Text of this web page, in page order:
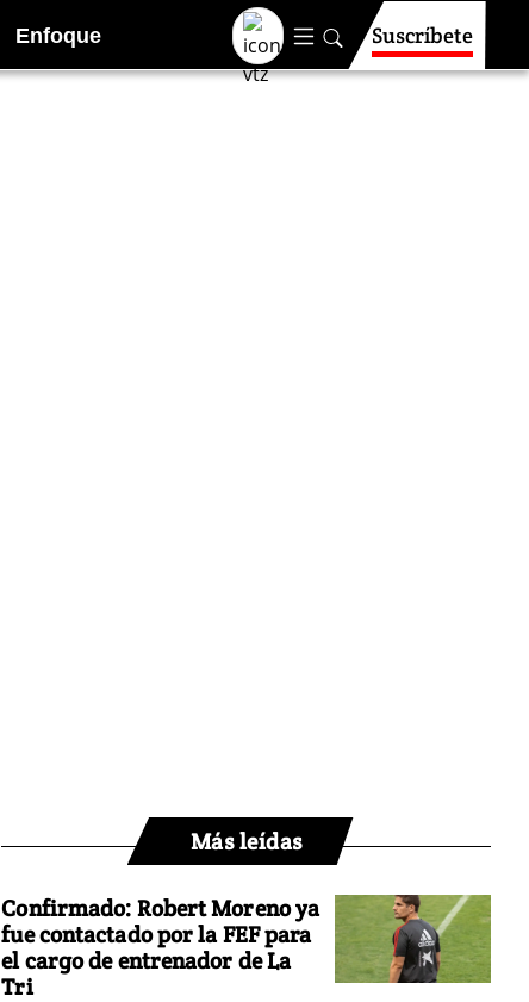
Enfoque Suscríbete
Más leídas
Confirmado: Robert Moreno ya
fue contactado por la FEF para
el cargo de entrenador de La
Tri